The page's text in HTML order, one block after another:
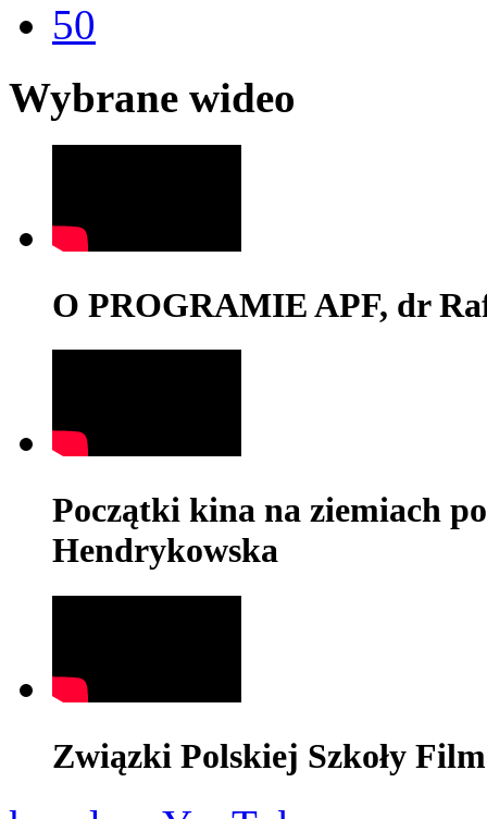
50
Wybrane wideo
O PROGRAMIE APF, dr
Początki kina na ziemiach
Hendrykowska
Związki Polskiej Szkoły